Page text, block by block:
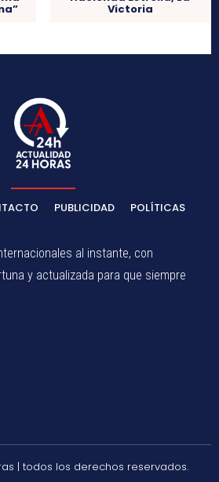
Victoria
PUBLICIDAD POLÍTICAS
al instante, con
y actualizada para que siempre
| todos los derechos reservados.